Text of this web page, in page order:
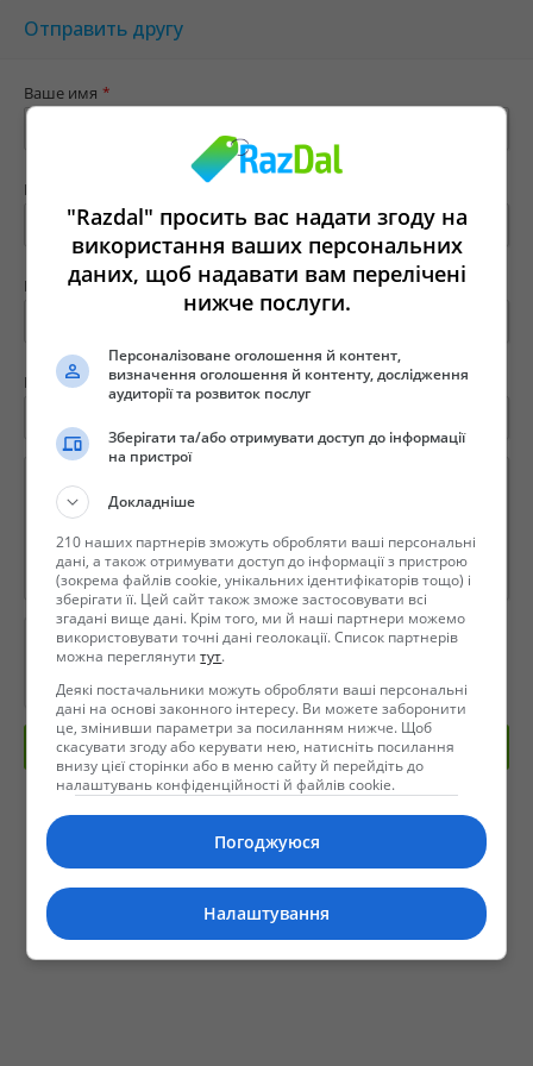
Отправить другу
Ваше имя *
Ваш e-mail
Имя твоего друга *
E-mail вашего друга *
Отправить сообщение
"Razdal" просить вас надати згоду на
використання ваших персональних
даних, щоб надавати вам перелічені
нижче послуги.
Персоналізоване оголошення й контент,
визначення оголошення й контенту, дослідження
аудиторії та розвиток послуг
Зберігати та/або отримувати доступ до інформації
на пристрої
Докладніше
210 наших партнерів зможуть обробляти ваші персональні
дані, а також отримувати доступ до інформації з пристрою
(зокрема файлів cookie, унікальних ідентифікаторів тощо) і
зберігати її. Цей сайт також зможе застосовувати всі
згадані вище дані. Крім того, ми й наші партнери можемо
використовувати точні дані геолокації. Список партнерів
можна переглянутитут.
Деякі постачальники можуть обробляти ваші персональні
дані на основі законного інтересу. Ви можете заборонити
це, змінивши параметри за посиланням нижче. Щоб
скасувати згоду або керувати нею, натисніть посилання
внизу цієї сторінки або в меню сайту й перейдіть до
налаштувань конфіденційності й файлів cookie.
Погоджуюся
Налаштування